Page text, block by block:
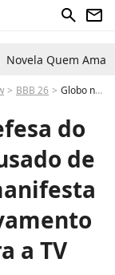
search newsletter
Novela Quem Ama
BBB 26 Globo na Justiça: equipe do ex-BBB 26 Pedro, acusado de assédio sexual a Jordana, reage a rumor de arquivamento de processo
do
de
a TV